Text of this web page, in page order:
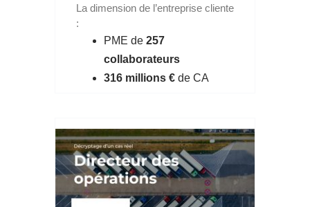
La dimension de l’entreprise cliente
:
PME de 257
collaborateurs
316 millions € de CA